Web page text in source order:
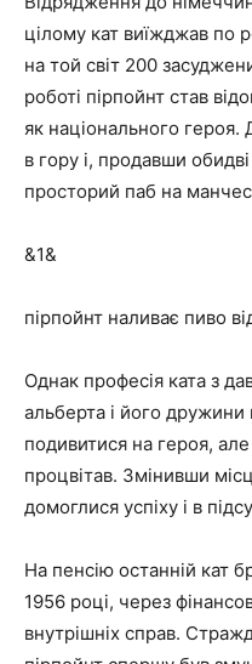
цілому кат виїжджав по
на той світ 200
роботі пірпойнт став
як національного героя.
в гору і, продавши
просторий паб на
&1&
пірпойнт наливає пиво
Однак професія ката з
альберта і його дружини
подивитися на героя, але
процвітав. Змінивши
домоглися успіху і в
На пенсію останній кат
1956 році, через
внутрішніх справ.